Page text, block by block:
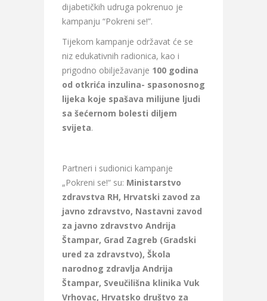
dijabetičkih udruga pokrenuo je
kampanju “Pokreni se!”.
Tijekom kampanje održavat će se
niz edukativnih radionica, kao i
prigodno obilježavanje 100 godina
od otkrića inzulina- spasonosnog
lijeka koje spašava milijune ljudi
sa šećernom bolesti diljem
svijeta.
Partneri i sudionici kampanje
„Pokreni se!“ su: Ministarstvo
zdravstva RH, Hrvatski zavod za
javno zdravstvo, Nastavni zavod
za javno zdravstvo Andrija
Štampar, Grad Zagreb (Gradski
ured za zdravstvo), Škola
narodnog zdravlja Andrija
Štampar, Sveučilišna klinika Vuk
Vrhovac, Hrvatsko društvo za